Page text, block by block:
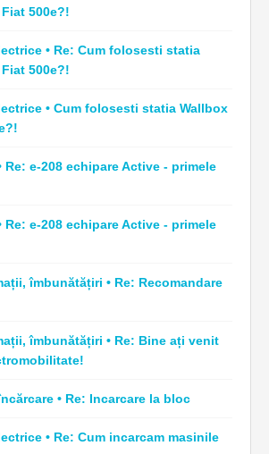
500e?!
• Re: Cum folosesti statia
500e?!
• Cum folosesti statia Wallbox
Re: e-208 echipare Active - primele
Re: e-208 echipare Active - primele
îmbunătățiri • Re: Recomandare
îmbunătățiri • Re: Bine ați venit
• Re: Incarcare la bloc
• Re: Cum incarcam masinile